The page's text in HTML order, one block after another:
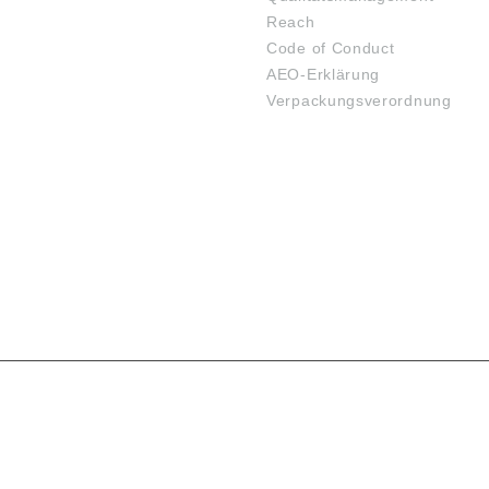
Reach
Code of Conduct
AEO-Erklärung
Verpackungsverordnung